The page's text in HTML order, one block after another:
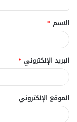
ق
*
الاسم *
البريد الإلكتروني *
الموقع الإلكتروني